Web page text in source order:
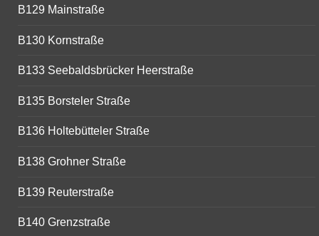
B129 Mainstraße
B130 Kornstraße
B133 Seebaldsbrücker Heerstraße
B135 Borsteler Straße
B136 Holtebütteler Straße
B138 Grohner Straße
B139 Reuterstraße
B140 Grenzstraße